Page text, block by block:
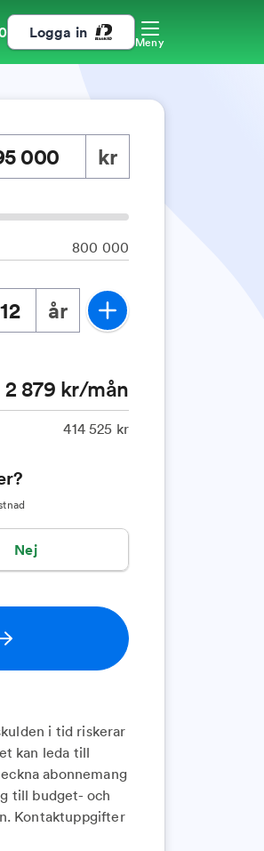
Logga in
Meny
kr
800 000
år
2 879 kr/mån
414 525 kr
Nej
i tid riskerar
kan leda till
abonnemang
till budget- och
Kontaktuppgifter